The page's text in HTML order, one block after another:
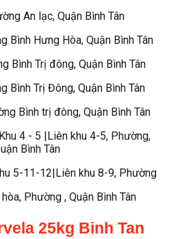
An lạc, Quận Bình Tân
Bình Hưng Hòa, Quận Bình Tân
Bình Trị đông, Quận Bình Tân
Bình Trị Đông, Quận Bình Tân
Bình trị đông, Quận Bình Tân
4 - 5 |Liên khu 4-5, Phường,
Bình Tân
5-11-12|Liên khu 8-9, Phường
Phường , Quận Bình Tân
25kg Binh Tan